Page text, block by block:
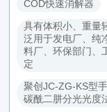
COD快速消解器
具有体积小、重量
泛用于发电厂、纯
料厂、环保部门、
定
聚创JC-ZG-KS型
碳酰二肼分光光度